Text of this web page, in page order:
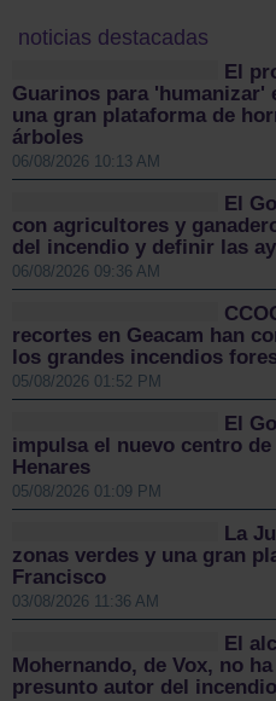
noticias destacadas
El
Guarinos para 'humanizar'
una gran plataforma de
árboles
06/08/2026 10:13 AM
El
con agricultores y
del incendio y definir las
06/08/2026 09:36 AM
recortes en Geacam han
los grandes incendios
05/08/2026 01:52 PM
El
impulsa el nuevo centro
Henares
05/08/2026 01:09 PM
La
zonas verdes y una gran
Francisco
03/08/2026 11:36 AM
El
Mohernando, de Vox, no
presunto autor del